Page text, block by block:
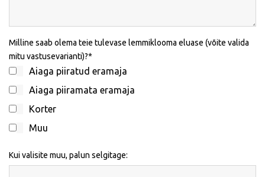
Milline saab olema teie tulevase lemmiklooma eluase (võite valida
mitu vastusevarianti)?
Aiaga piiratud eramaja
Aiaga piiramata eramaja
Korter
Muu
Kui valisite muu, palun selgitage: